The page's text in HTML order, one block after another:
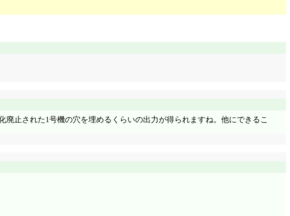
止された1号機の穴を埋めるくらいの出力が得られますね。他にできるこ